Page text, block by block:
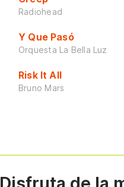
Radiohead
Y Que Pasó
Orquesta La Bella Luz
Risk It All
Bruno Mars